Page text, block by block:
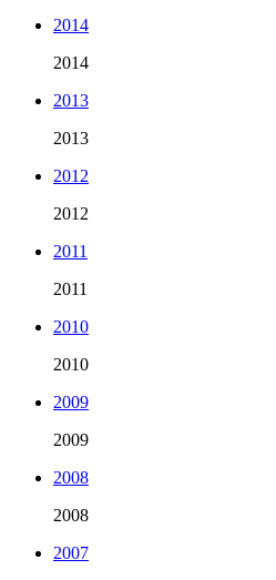
2014
2014
2013
2013
2012
2012
2011
2011
2010
2010
2009
2009
2008
2008
2007